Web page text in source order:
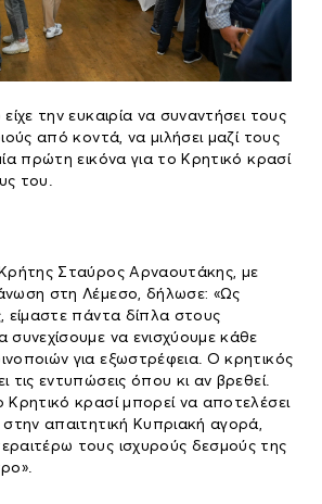
την ευκαιρία να συναντήσει τους
από κοντά, να μιλήσει μαζί τους
πρώτη εικόνα για το Κρητικό κρασί
του.
Σταύρος Αρναουτάκης, με
στη Λέμεσο, δήλωσε: «Ως
είμαστε πάντα δίπλα στους
να ενισχύουμε κάθε
για εξωστρέφεια. Ο κρητικός
τις εντυπώσεις όπου κι αν βρεθεί.
Κρητικό κρασί μπορεί να αποτελέσει
στην απαιτητική Κυπριακή αγορά,
τους ισχυρούς δεσμούς της